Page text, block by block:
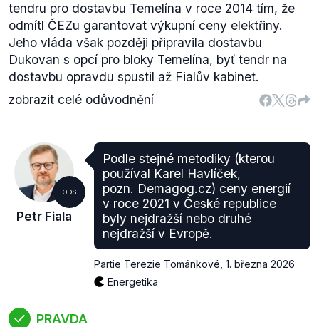
tendru pro dostavbu Temelína v roce 2014 tím, že
odmítl ČEZu garantovat výkupní ceny elektřiny.
Jeho vláda však později připravila dostavbu
Dukovan s opcí pro bloky Temelína, byť tendr na
dostavbu opravdu spustil až Fialův kabinet.
zobrazit celé odůvodnění
ODS
Petr Fiala
Podle stejné metodiky (kterou
používal Karel Havlíček,
pozn. Demagog.cz) ceny energií
v roce 2021 v České republice
byly nejdražší nebo druhé
nejdražší v Evropě.
Partie Terezie Tománkové 1. března 2026
Energetika
PRAVDA